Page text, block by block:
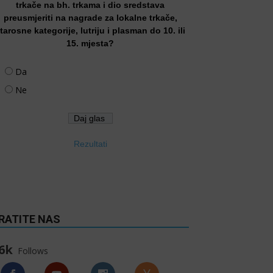
trkače na bh. trkama i dio sredstava
preusmjeriti na nagrade za lokalne trkače,
kategorije, lutriju i plasman do 10. ili
15. mjesta?
Da
Ne
Rezultati
NAS
Follows